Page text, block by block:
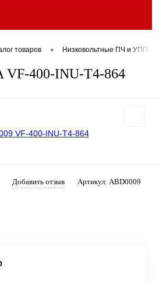
товаров • Низковольтные ПЧ и УПП
VF-400-INU-T4-864
Добавить отзыв Артикул: ABD0009